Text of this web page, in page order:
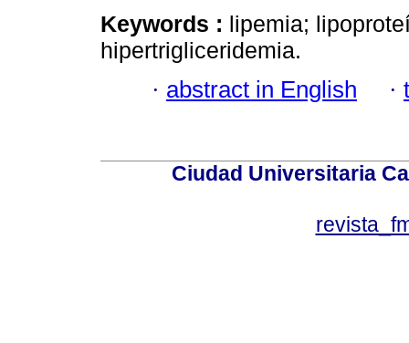
Keywords : lipemia;
hipertrigliceridemia.
· abstract in English ·
Ciudad Universitaria